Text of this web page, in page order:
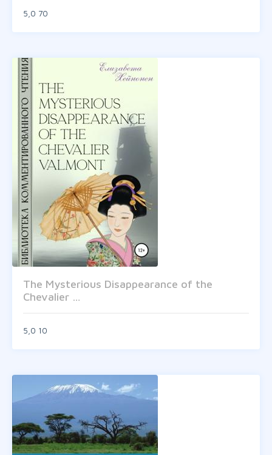
5,0 70
The Mysterious Disappearance of the
Chevalier …
5,0 10